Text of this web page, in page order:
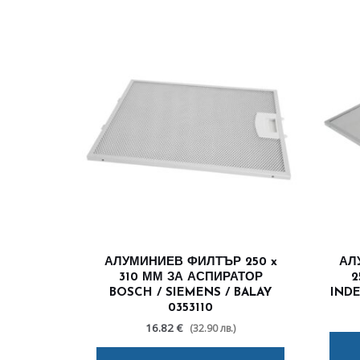
АЛУМИНИЕВ ФИЛТЪР 250 x
310 ММ ЗА АСПИРАТОР
BOSCH / SIEMENS / BALAY
0353110
16.82 € (32.90 лв.)